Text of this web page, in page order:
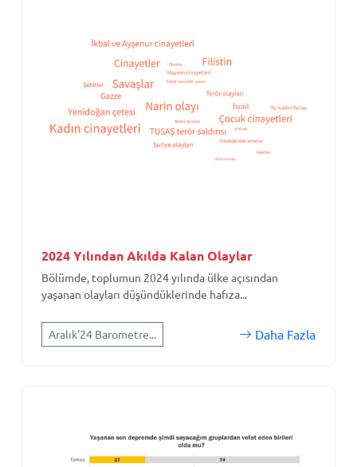
2024 Yılından Akılda Kalan Olaylar
Bölümde, toplumun 2024 yılında ülke açısından
yaşanan olayları düşündüklerinde hafıza...
Aralık'24 Barometre... Daha Fazla